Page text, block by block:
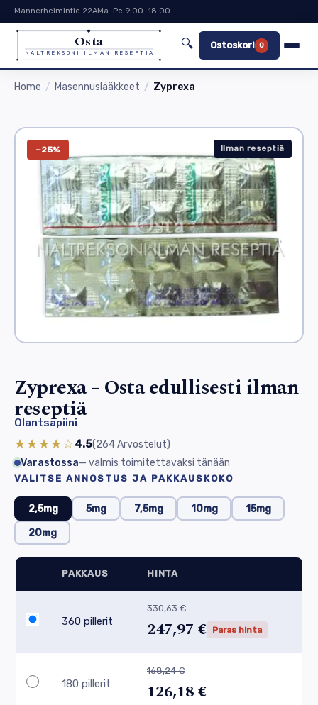
Mannerheimintie 22AMa–Pe 9:00–18:00
Osta
NALTREKSONI ILMAN RESEPTIÄ
🔍 Ostoskori 0
Home Masennuslääkkeet Zyprexa
−25% Ilman reseptiä
Zyprexa – Osta edullisesti ilman
reseptiä
Olantsapiini
★★★★☆4.5(264Arvostelut)
Varastossa— valmis toimitettavaksi tänään
VALITSE ANNOSTUS JA PAKKAUSKOKO
2,5mg 5mg 7,5mg 10mg
15mg
20mg
PAKKAUS HINTA
360 pillerit
330,63 €
247,97 € Paras hinta
180 pillerit
168,24 €
126,18 €